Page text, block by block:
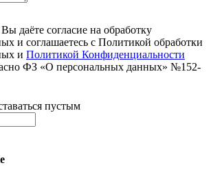
даёте согласие на обработку
и соглашаетесь с Политикой обработки
и Политикой Конфиденциальности
ФЗ «О персональных данных» №152-
пустым